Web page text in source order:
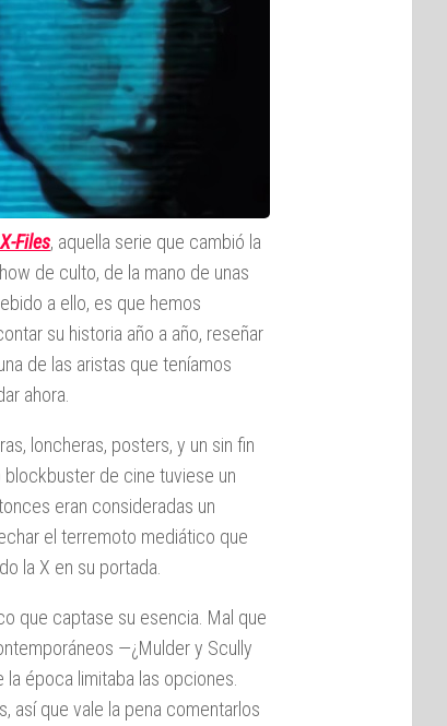
Files, aquella serie que cambió la
de culto, de la mano de unas
a ello, es que hemos
su historia año a año, reseñar
de las aristas que teníamos
ahora.
loncheras, posters, y un sin fin
de cine tuviese un
eran consideradas un
el terremoto mediático que
la X en su portada.
que captase su esencia. Mal que
—¿Mulder y Scully
época limitaba las opciones.
así que vale la pena comentarlos